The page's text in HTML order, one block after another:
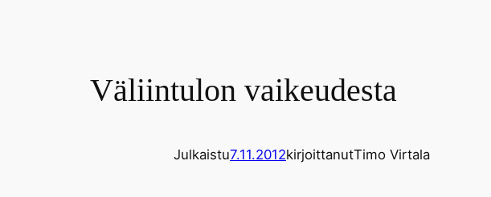
Väliintulon vaikeudesta
Julkaistu7.11.2012kirjoittanutTimo Virtala